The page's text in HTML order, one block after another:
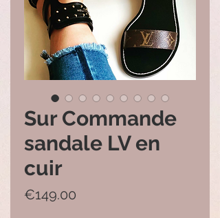
Sur Commande
sandale LV en
cuir
€149.00